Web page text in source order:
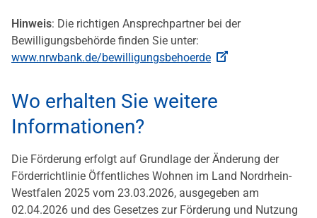
Hinweis: Die richtigen Ansprechpartner bei der
Bewilligungsbehörde finden Sie unter:
www.nrwbank.de/bewilligungsbehoerde
Wo erhalten Sie weitere
Informationen?
Die Förderung erfolgt auf Grundlage der Änderung der
Förderrichtlinie Öffentliches Wohnen im Land Nordrhein-
Westfalen 2025 vom 23.03.2026, ausgegeben am
02.04.2026 und des Gesetzes zur Förderung und Nutzung